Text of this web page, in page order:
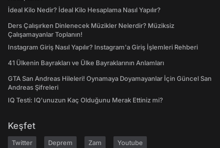
İdeal Kilo Nedir? İdeal Kilo Hesaplama Nasıl Yapılır?
Ders Çalışırken Dinlenecek Müzikler Nelerdir? Müziksiz
Çalışamayanlar Toplanın!
Instagram Giriş Nasıl Yapılır? Instagram'a Giriş İşlemleri Rehberi
41 Ülkenin Bayrakları ve Ülke Bayraklarının Anlamları
GTA San Andreas Hileleri! Oynamaya Doyamayanlar İçin Güncel San
Andreas Şifreleri
IQ Testi: IQ'unuzun Kaç Olduğunu Merak Ettiniz mi?
Keşfet
Twitter Deprem Zam Youtube